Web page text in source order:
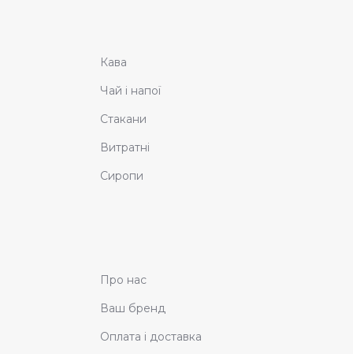
Кава
Чай і напої
Стакани
Витратні
Сиропи
Про нас
Ваш бренд
Оплата і доставка